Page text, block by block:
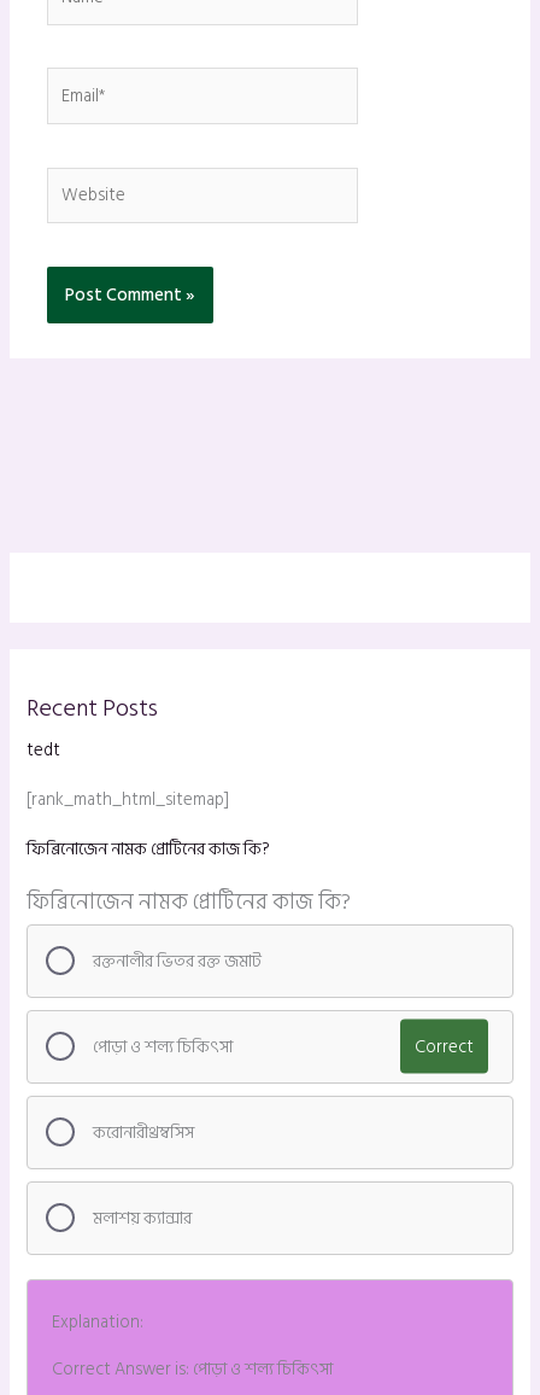
Recent Posts
tedt
[rank_math_html_sitemap]
ফিব্রিনোজেন নামক প্রোটিনের কাজ কি?
ফিব্রিনোজেন নামক প্রোটিনের কাজ কি?
রক্তনালীর ভিতর রক্ত জমাট
পোড়া ও শল্য চিকিৎসা Correct
করোনারীথ্রম্বসিস
মলাশয় ক্যান্সার
Explanation:
Correct Answer is: পোড়া ও শল্য চিকিৎসা